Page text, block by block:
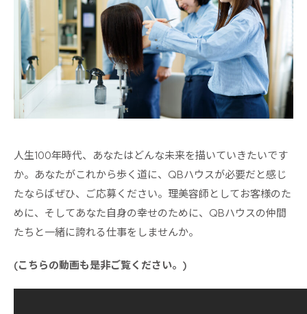
人生100年時代、あなたはどんな未来を描いていきたいです
か。あなたがこれから歩く道に、QBハウスが必要だと感じ
たならばぜひ、ご応募ください。理美容師としてお客様のた
めに、そしてあなた自身の幸せのために、QBハウスの仲間
たちと一緒に誇れる仕事をしませんか。
(こちらの動画も是非ご覧ください。)